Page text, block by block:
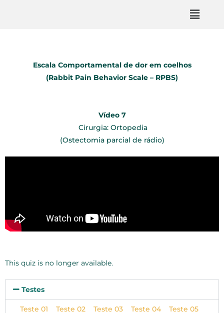
Escala Comportamental de dor em coelhos
(Rabbit Pain Behavior Scale – RPBS)
Vídeo 7
Cirurgia: Ortopedia
(Ostectomia parcial de rádio)
This quiz is no longer available.
Testes
Teste 01 Teste 02 Teste 03 Teste 04
Teste 05